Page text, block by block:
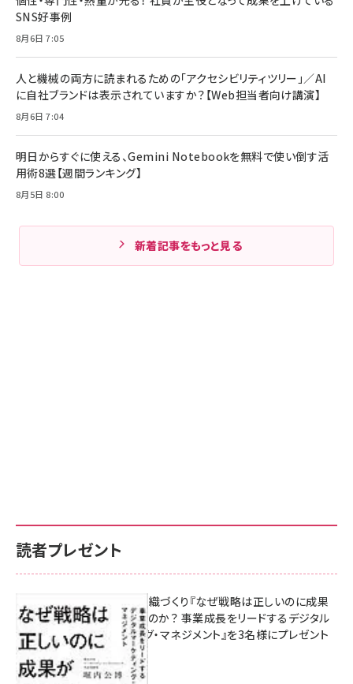
SNS好事例
8月6日 7:05
人と機械の両方に読まれるための「アクセシビリティツリー」／AI
に自社ブランドは表示されていますか？【Web担当者向け講演】
8月6日 7:04
明日からすぐに使える、Gemini Notebookを無料で使い倒す活
用術8選【週間ランキング】
8月5日 8:00
新着記事をもっと見る
読者プレゼント
成果を生む組織づくり『なぜ戦略は正しいのに成果
があがらないのか？ 事業成長をリードするデジタル
マーケティング・マネジメント』を3名様にプレゼント
8月7日 10:00